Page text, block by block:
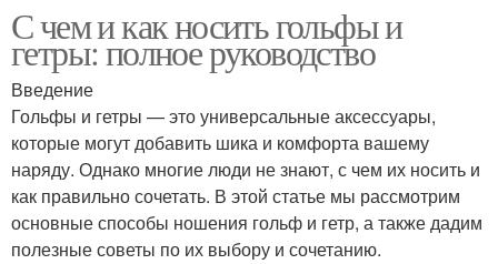
С чем и как носить гольфы и
гетры: полное руководство
Введение
Гольфы и гетры — это универсальные аксессуары,
которые могут добавить шика и комфорта вашему
наряду. Однако многие люди не знают, с чем их носить и
как правильно сочетать. В этой статье мы рассмотрим
основные способы ношения гольф и гетр, а также дадим
полезные советы по их выбору и сочетанию.